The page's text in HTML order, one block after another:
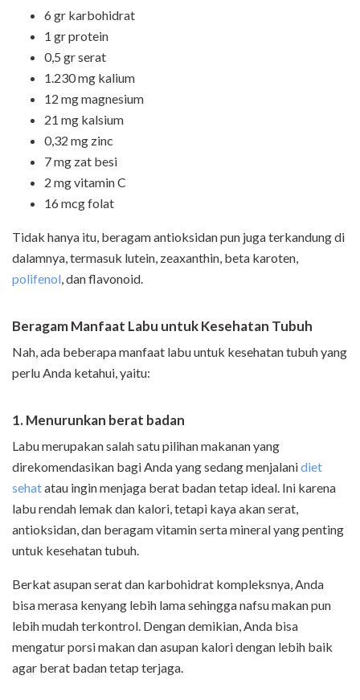
6 gr karbohidrat
1 gr protein
0,5 gr serat
1.230 mg kalium
12 mg magnesium
21 mg kalsium
0,32 mg zinc
7 mg zat besi
2 mg vitamin C
16 mcg folat
Tidak hanya itu, beragam antioksidan pun juga terkandung di
dalamnya, termasuk lutein, zeaxanthin, beta karoten,
polifenol, dan flavonoid.
Beragam Manfaat Labu untuk Kesehatan Tubuh
Nah, ada beberapa manfaat labu untuk kesehatan tubuh yang
perlu Anda ketahui, yaitu:
1. Menurunkan berat badan
Labu merupakan salah satu pilihan makanan yang
direkomendasikan bagi Anda yang sedang menjalanidiet
sehatatau ingin menjaga berat badan tetap ideal. Ini karena
labu rendah lemak dan kalori, tetapi kaya akan serat,
antioksidan, dan beragam vitamin serta mineral yang penting
untuk kesehatan tubuh.
Berkat asupan serat dan karbohidrat kompleksnya, Anda
bisa merasa kenyang lebih lama sehingga nafsu makan pun
lebih mudah terkontrol. Dengan demikian, Anda bisa
mengatur porsi makan dan asupan kalori dengan lebih baik
agar berat badan tetap terjaga.